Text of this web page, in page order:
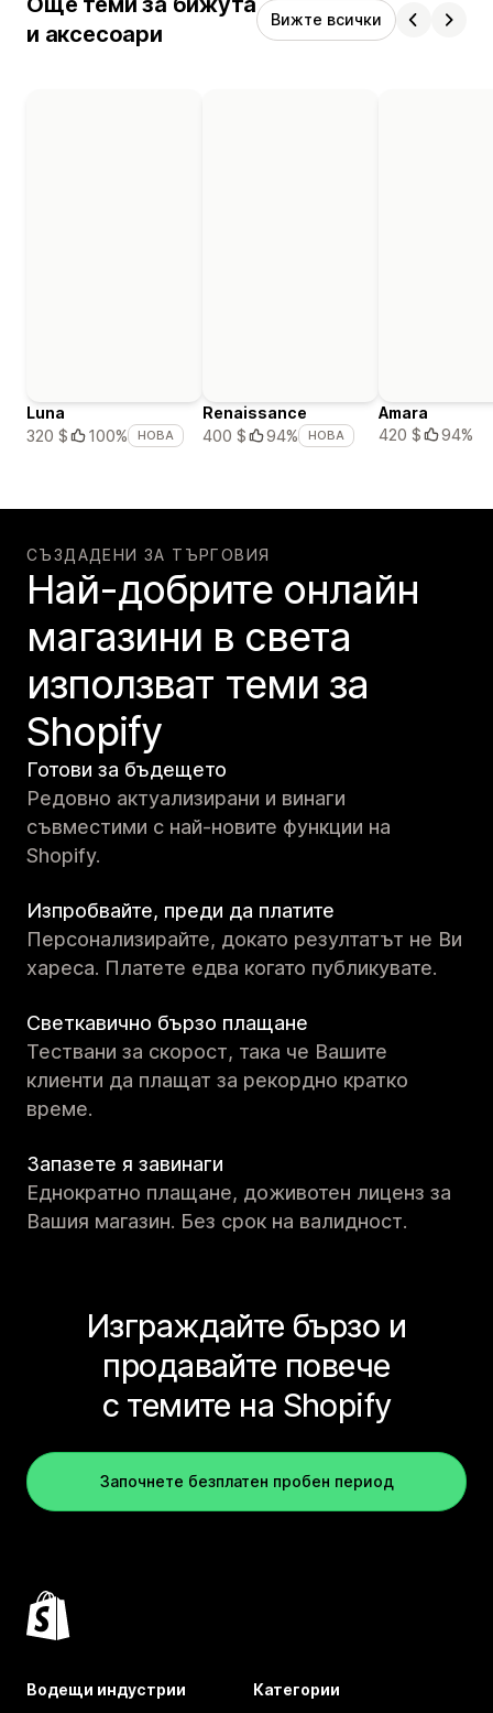
и аксесоари
Вижте всички
Luna
320 $
100% НОВА
Renaissance
400 $
94% НОВА
Amara
420 $
94%
СЪЗДАДЕНИ ЗА ТЪРГОВИЯ
Най-добрите онлайн
магазини в света
използват теми за
Shopify
Готови за бъдещето
Редовно актуализирани и винаги
съвместими с най-новите функции на
Shopify.
Изпробвайте, преди да платите
Персонализирайте, докато резултатът не Ви
хареса. Платете едва когато публикувате.
Светкавично бързо плащане
Тествани за скорост, така че Вашите
клиенти да плащат за рекордно кратко
време.
Запазете я завинаги
Еднократно плащане, доживотен лиценз за
Вашия магазин. Без срок на валидност.
Изграждайте бързо и
продавайте повече
с темите на Shopify
Започнете безплатен пробен период
Водещи индустрии Категории